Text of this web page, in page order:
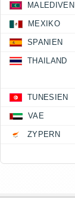
MALEDIVEN
MEXIKO
SPANIEN
THAILAND
TUNESIEN
VAE
ZYPERN